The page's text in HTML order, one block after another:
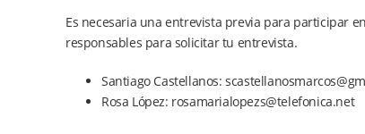
Es necesaria una entrevista previa para participar
responsables para solicitar tu entrevista.
Santiago Castellanos:
Rosa López: rosamarialopezs@telefonica.net